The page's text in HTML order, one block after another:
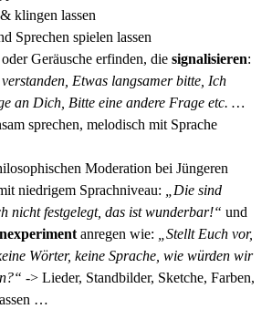
klingen lassen
Sprechen spielen lassen
Geräusche erfinden, die signalisieren:
Etwas langsamer bitte, Ich
an Dich, Bitte eine andere Frage etc. …
sprechen, melodisch mit Sprache
Moderation bei Jüngeren
niedrigem Sprachniveau: „Die sind
nicht festgelegt, das ist wunderbar!“ und
anregen wie: „Stellt Euch vor,
Wörter, keine Sprache, wie würden wir
-> Lieder, Standbilder, Sketche, Farben,
…